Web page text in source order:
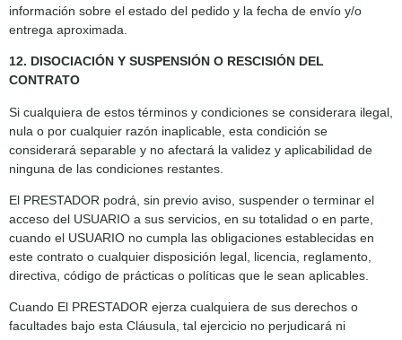
información sobre el estado del pedido y la fecha de envío y/o
entrega aproximada.
12. DISOCIACIÓN Y SUSPENSIÓN O RESCISIÓN DEL
CONTRATO
Si cualquiera de estos términos y condiciones se considerara ilegal,
nula o por cualquier razón inaplicable, esta condición se
considerará separable y no afectará la validez y aplicabilidad de
ninguna de las condiciones restantes.
El PRESTADOR podrá, sin previo aviso, suspender o terminar el
acceso del USUARIO a sus servicios, en su totalidad o en parte,
cuando el USUARIO no cumpla las obligaciones establecidas en
este contrato o cualquier disposición legal, licencia, reglamento,
directiva, código de prácticas o políticas que le sean aplicables.
Cuando El PRESTADOR ejerza cualquiera de sus derechos o
facultades bajo esta Cláusula, tal ejercicio no perjudicará ni